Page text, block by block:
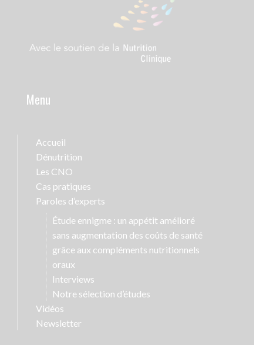
Menu
Accueil
Dénutrition
Les CNO
Cas pratiques
Paroles d’experts
Étude ennigme : un appétit amélioré
sans augmentation des coûts de santé
grâce aux compléments nutritionnels
oraux
Interviews
Notre sélection d’études
Vidéos
Newsletter